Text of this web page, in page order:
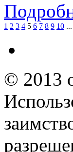
1 2 3 4 5 6 7 8 9 10 ...
© 2013